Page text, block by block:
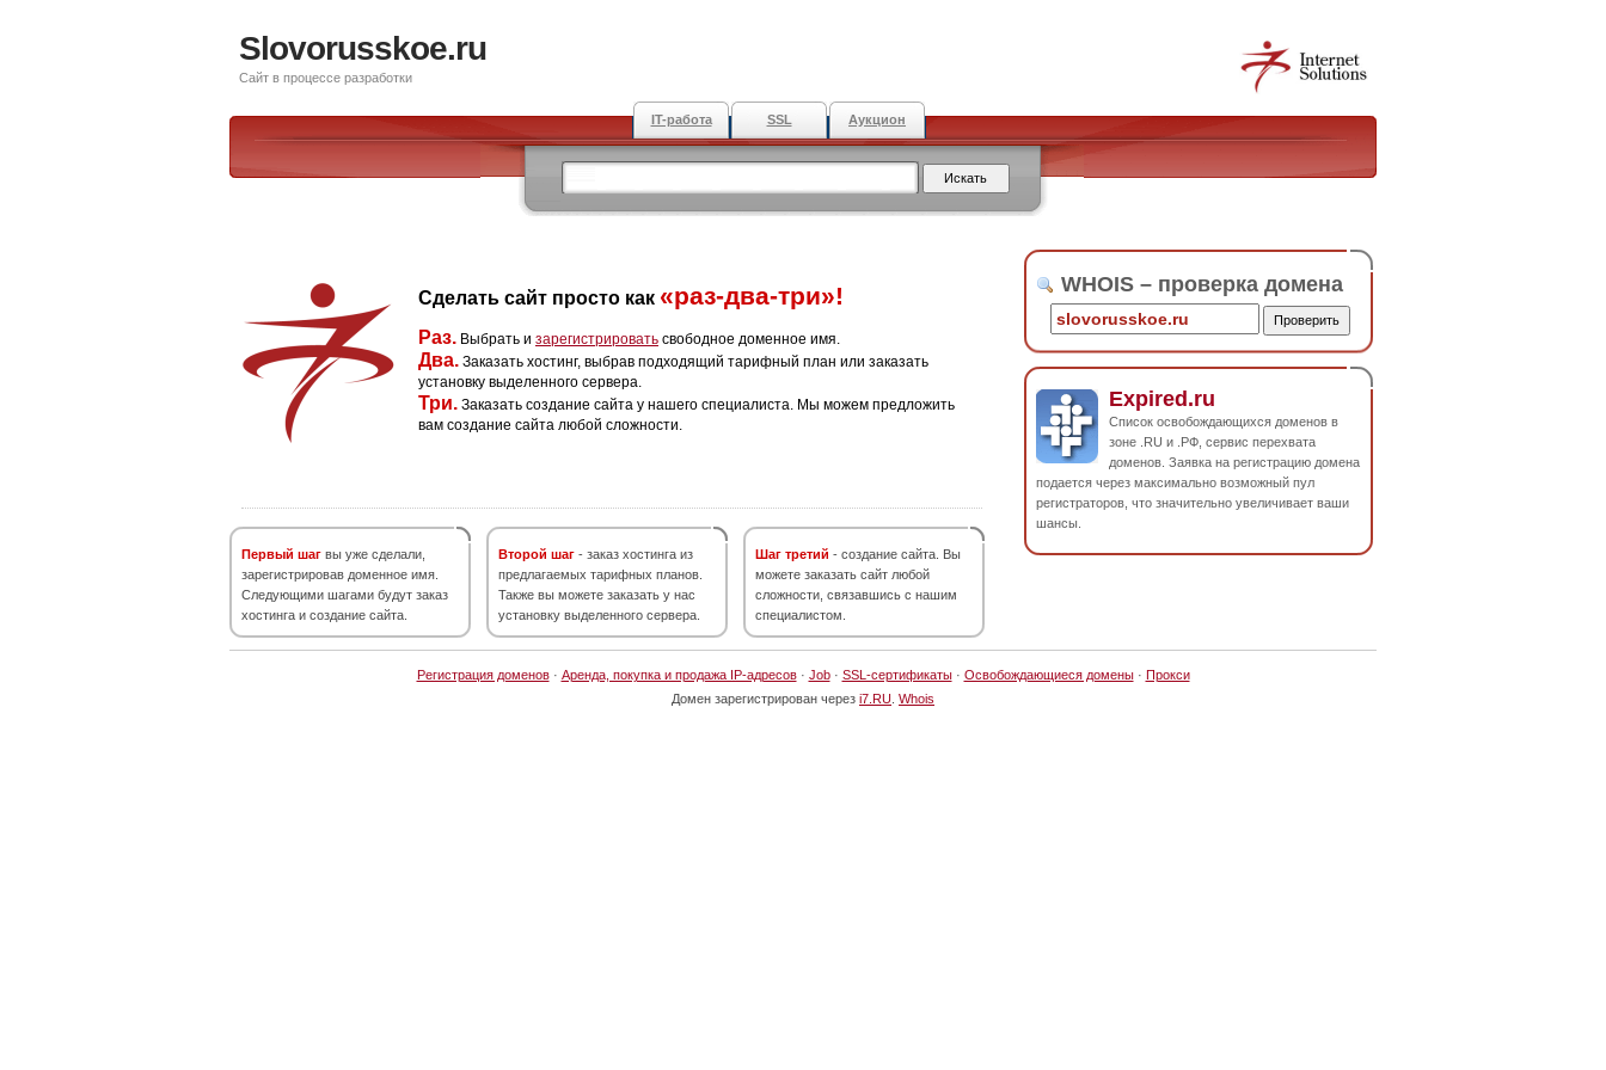
Slovorusskoe.ru
Сайт в процессе разработки
IT-работа SSL Аукцион
Сделать сайт просто как «раз-два-три»!
Раз. Выбрать и зарегистрировать свободное доменное имя.
Два. Заказать хостинг, выбрав подходящий тарифный план или заказать
установку выделенного сервера.
Три. Заказать создание сайта у нашего специалиста. Мы можем предложить
вам создание сайта любой сложности.
Первый шаг вы уже сделали,
зарегистрировав доменное имя.
Следующими шагами будут заказ
хостинга и создание сайта.
Второй шаг - заказ хостинга из
предлагаемых тарифных планов.
Также вы можете заказать у нас
установку выделенного сервера.
Шаг третий - создание сайта. Вы
можете заказать сайт любой
сложности, связавшись с нашим
специалистом.
WHOIS – проверка домена
Expired.ru
Список освобождающихся доменов в
зоне .RU и .РФ, сервис перехвата
доменов. Заявка на регистрацию домена
подается через максимально возможный пул
регистраторов, что значительно увеличивает ваши
шансы.
Регистрация доменов· Аренда, покупка и продажа IP-адресов· Job· SSL-сертификаты· Освобождающиеся домены· Прокси
Домен зарегистрирован через i7.RU Whois